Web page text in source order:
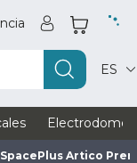
ES
Artico